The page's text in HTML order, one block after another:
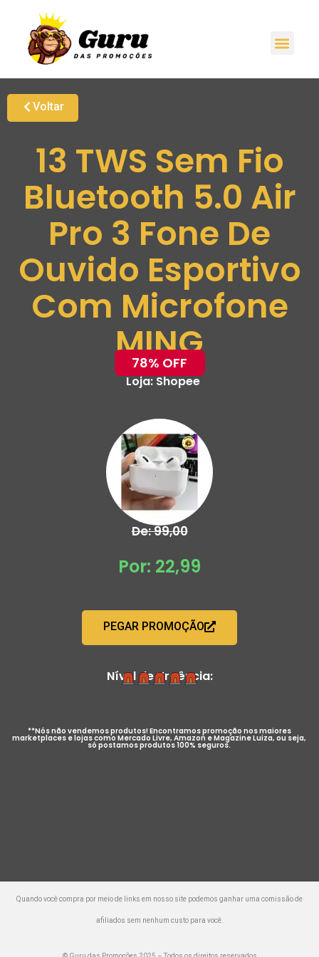
Voltar
13 TWS Sem Fio
Bluetooth 5.0 Air
Pro 3 Fone De
Ouvido Esportivo
Com Microfone
MING
78% OFF
Loja:Shopee
De: 99,00
Por: 22,99
PEGAR PROMOÇÃO
Nível de Urgência:
**Nós não vendemos produtos! Encontramos promoção nos maiores
marketplaces e lojas como Mercado Livre, Amazon e Magazine Luiza, ou seja,
só postamos produtos 100% seguros.
Quando você compra por meio de links em nosso site podemos ganhar uma comissão de
afiliados sem nenhum custo para você.